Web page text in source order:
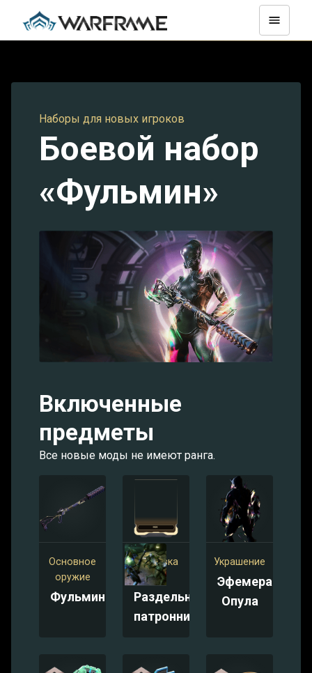
Наборы для новых игроков
Боевой набор
«Фульмин»
Включенные
предметы
Все новые моды не имеют ранга.
Основное
оружие
Фульмин
Винтовка
Мод
Раздельный
патронник
Украшение
Эфемера:
Опула